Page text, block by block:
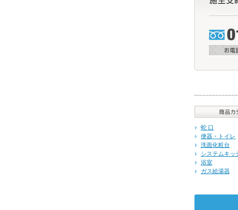
蛇 口
便器・トイレ
洗面化粧台
システムキッ
浴室
ガス給湯器